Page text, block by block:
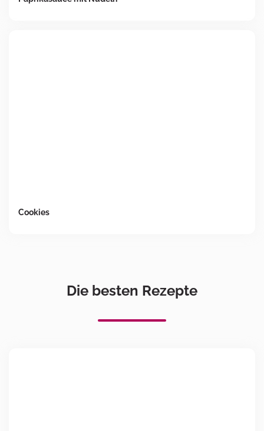
Cookies
Die besten Rezepte